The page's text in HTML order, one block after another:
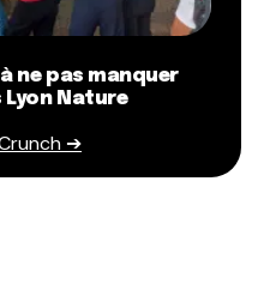
ne pas manquer
Lyon Nature
➔